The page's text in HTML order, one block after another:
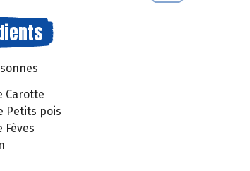
Carotte
Petits pois
Fèves